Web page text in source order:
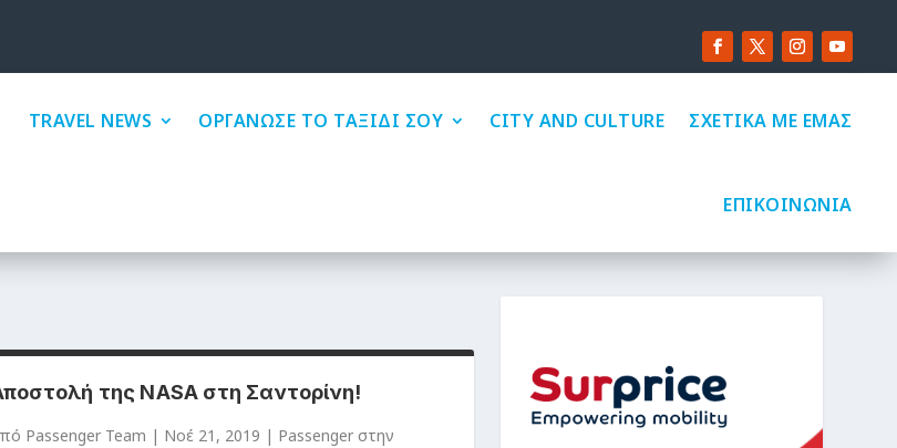
TRAVEL NEWS ΟΡΓΑΝΩΣΕ ΤΟ ΤΑΞΙΔΙ ΣΟΥ CITY AND CULTURE ΣΧΕΤΙΚΑ ΜΕ ΕΜΑΣ
ΕΠΙΚΟΙΝΩΝΙΑ
της NASA στη Σαντορίνη!
Passenger Team | Νοέ 21, 2019 | Passenger στην